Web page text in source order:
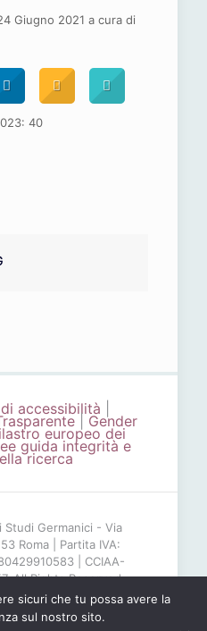
Giugno 2021 a cura di
40
accessibilità
| Gender
europeo dei
guida integrità e
ricerca
Germanici - Via
Roma | Partita IVA:
| CCIAA-
All Rights Reserved
sicuri che tu possa avere la
sul nostro sito.